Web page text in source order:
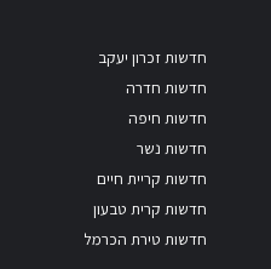
חדשות זכרון יעקב
חדשות חדרה
חדשות חיפה
חדשות נשר
חדשות קריית חיים
חדשות קרית טבעון
חדשות טירת הכרמל